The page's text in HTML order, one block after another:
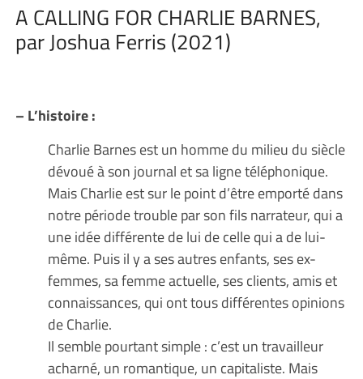
A CALLING FOR CHARLIE BARNES,
par Joshua Ferris (2021)
– L’histoire :
Charlie Barnes est un homme du milieu du siècle
dévoué à son journal et sa ligne téléphonique.
Mais Charlie est sur le point d’être emporté dans
notre période trouble par son fils narrateur, qui a
une idée différente de lui de celle qui a de lui-
même. Puis il y a ses autres enfants, ses ex-
femmes, sa femme actuelle, ses clients, amis et
connaissances, qui ont tous différentes opinions
de Charlie.
Il semble pourtant simple : c’est un travailleur
acharné, un romantique, un capitaliste. Mais